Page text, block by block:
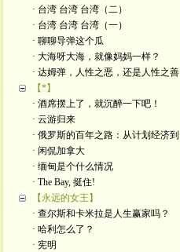
· 台湾 台湾 台湾（二）
· 台湾 台湾 台湾（一）
· 聊聊导弹这个瓜
· 大海呀大海，就像妈妈一样？
· 达姆弹，人性之恶，还是人性之善
【*】
· 酒席摆上了，就沉醉一下吧！
· 云游归来
· 俄罗斯的百年之路：从计划经济到
· 闲侃加拿大
· 缅甸是个什么情况
· The Bay, 挺住!
【永远的女王】
· 查尔斯和卡米拉是人生赢家吗？
· 哈利怎么了？
· 宪明